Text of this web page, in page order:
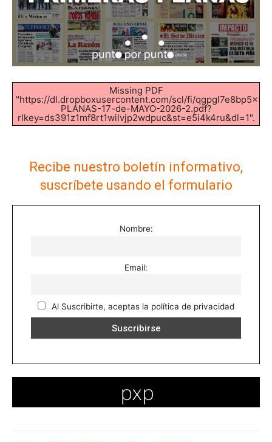
Missing PDF
"https://dl.dropboxusercontent.com/scl/fi/
PLANAS-17-de-MAYO-2026-2.pdf?
rlkey=ds391z1mf8rt1wilvjp2wdpuc&st=e5i4k4ru&dl=1".
Recibe nuestro boletín informativo,
suscríbete usando el formulario
Nombre:
Email:
Al Suscribirte, aceptas la política de privacidad